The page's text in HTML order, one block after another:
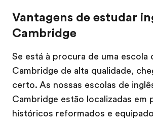
Vantagens de estudar
Cambridge
Se está à procura de uma escola
Cambridge de alta qualidade,
certo. As nossas escolas de
Cambridge estão localizadas em
históricos reformados e